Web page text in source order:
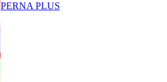
PERNA PLUS